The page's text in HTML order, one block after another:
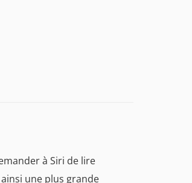
à Siri de lire
une plus grande